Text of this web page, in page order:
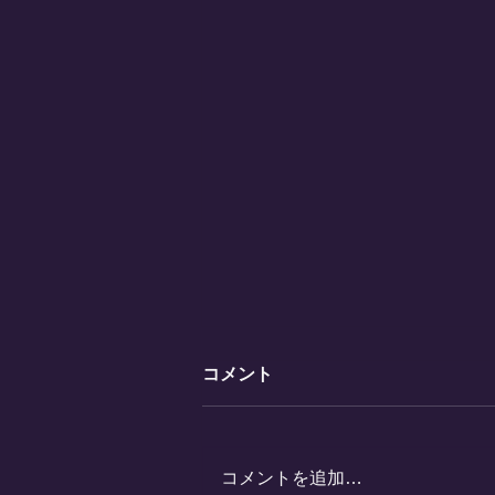
天久保文化祭2023
コメント
コメントを追加…